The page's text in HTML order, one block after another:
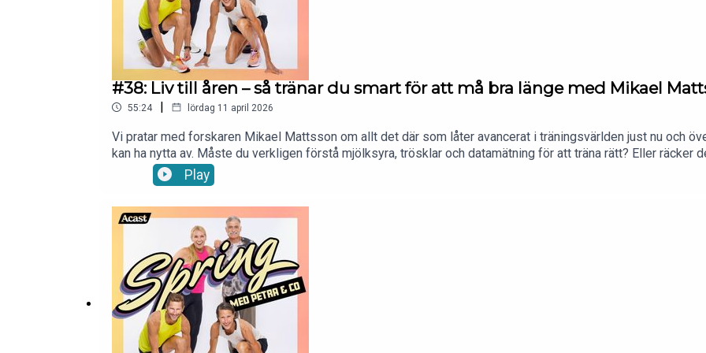
#38: Liv till åren – så tränar du smart för att må bra länge med Mikael
55:24 | lördag 11 april 2026
Vi pratar med forskaren Mikael Mattsson om allt det där som låter avancerat i träningsvärlden just nu och
kan ha nytta av. Måste du verkligen förstå mjölksyra, trösklar och datamätning för att träna rätt? Eller räcker
passen och sluta köra över kroppen? Vi pratar om livslängd kontra hälsospann, varför äldre ofta blir för
funkar i verkliga livet. Dessutom: vilka intervaller ger mest effekt, hur mycket ska man egentligen pressa
och vardagsstressen också ska få plats? Ett avsnitt fullt av både aha-upplevelser och handfasta råd. Tack
sociala medier:Instagram: https://www.instagram.com/springmedpetraFacebook: https://
Petra:Instagram: https://www.instagram.com/maratonpetraVill du nå en aktiv och köpstark målgrupp?Bli
petra.manstrom@gmail.com så snackar vi vidare!
Play